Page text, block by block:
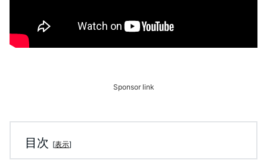
Sponsor link
目次 [表示]